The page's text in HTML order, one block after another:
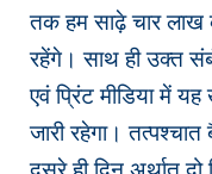
तक हम साढ़े चार लाख
रहेंगे। साथ ही उक्त
एवं प्रिंट मीडिया में
जारी रहेगा।